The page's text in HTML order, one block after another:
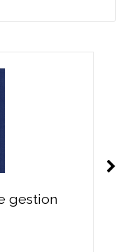
gestion